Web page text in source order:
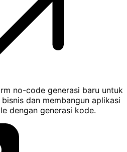
no-code generasi baru untuk
dan membangun aplikasi
dengan generasi kode.